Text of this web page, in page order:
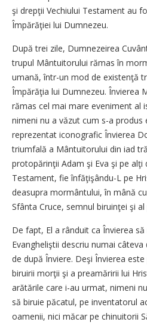
şi drepţii Vechiului Testament au
Împărăţiei lui Dumnezeu.
După trei zile, Dumnezeirea
trupul Mântuitorului rămas în
umană, într-un mod de existenţă
Împărăţia lui Dumnezeu. Învierea
rămas cel mai mare eveniment al
nimeni nu a văzut cum s-a produs
reprezentat iconografic Învierea
triumfală a Mântuitorului din iad
protopărinţii Adam şi Eva şi pe alţi
Testament, fie înfăţişându-L pe
deasupra mormântului, în mână
Sfânta Cruce, semnul biruinţei şi al
De fapt, El a rânduit ca Învierea
Evangheliştii descriu numai
de după Înviere. Deşi Învierea
biruirii morţii şi a preamăririi lui
arătările care i-au urmat, nimeni
să biruie păcatul, pe inventatorul
oamenii, nici măcar pe chinuitorii